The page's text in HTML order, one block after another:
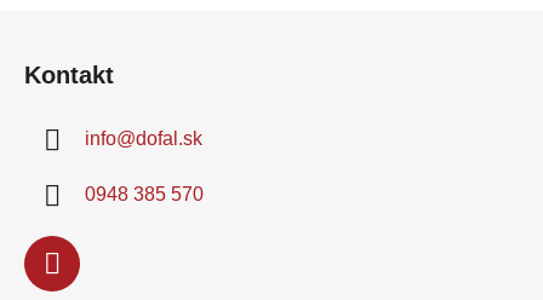
Kontakt
info@dofal.sk
0948 385 570